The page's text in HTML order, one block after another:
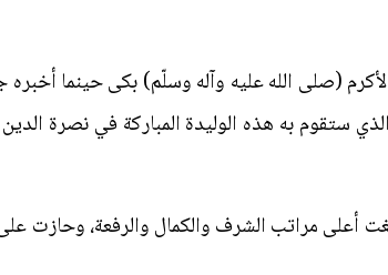
(صلى الله عليه وآله وسلّم) بكى حينما أخبره
ستقوم به هذه الوليدة المباركة في نصرة
أعلى مراتب الشرف والكمال والرفعة، وحازت